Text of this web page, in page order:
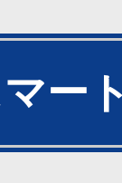
ー